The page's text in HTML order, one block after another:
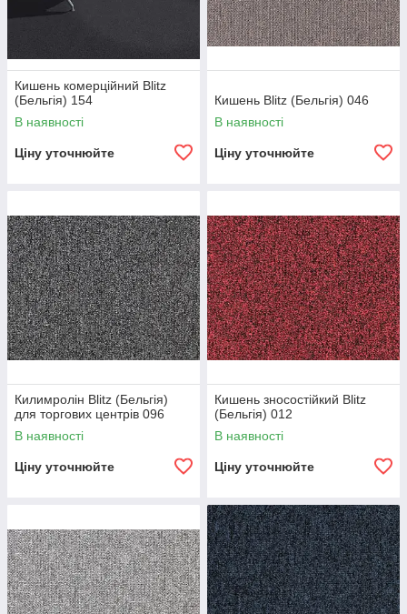
Кишень комерційний Blitz
(Бельгія) 154
В наявності
Ціну уточнюйте
Кишень Blitz (Бельгія) 046
В наявності
Ціну уточнюйте
Килимролін Blitz (Бельгія)
для торгових центрів 096
В наявності
Ціну уточнюйте
Кишень зносостійкий Blitz
(Бельгія) 012
В наявності
Ціну уточнюйте